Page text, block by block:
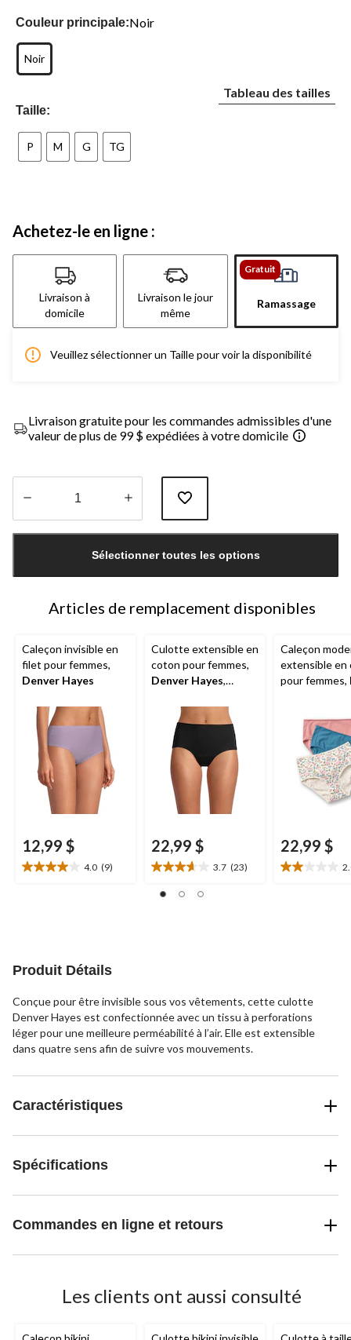
page.
Couleur principale:Noir
Noir
Taille:
Tableau des tailles
P M G TG
Achetez-le en ligne :
Livraison à
domicile
Livraison le jour
même
Gratuit
Ramassage
Veuillez sélectionner un Taille pour voir la disponibilité
Livraison gratuite pour les commandes admissibles d'une
valeur de plus de 99 $ expédiées à votre domicile
jour
Sélectionner toutes les options
Articles de remplacement disponibles
Caleçon invisible en
filet pour femmes,
Denver Hayes
12,99 $
4.0 (9)
4.0
Culotte extensible en
coton pour femmes,
Denver Hayes,
22,99 $
3.7 (23)
3.7
étoile(s)
Caleçon
extensible en
pour femmes,
22,99 $
2.0
Produit Détails
Conçue pour être invisible sous vos vêtements, cette culotte
Denver Hayes est confectionnée avec un tissu à perforations
léger pour une meilleure perméabilité à l’air. Elle est extensible
dans quatre sens afin de suivre vos mouvements.
Caractéristiques
Spécifications
Commandes en ligne et retours
Les clients ont aussi consulté